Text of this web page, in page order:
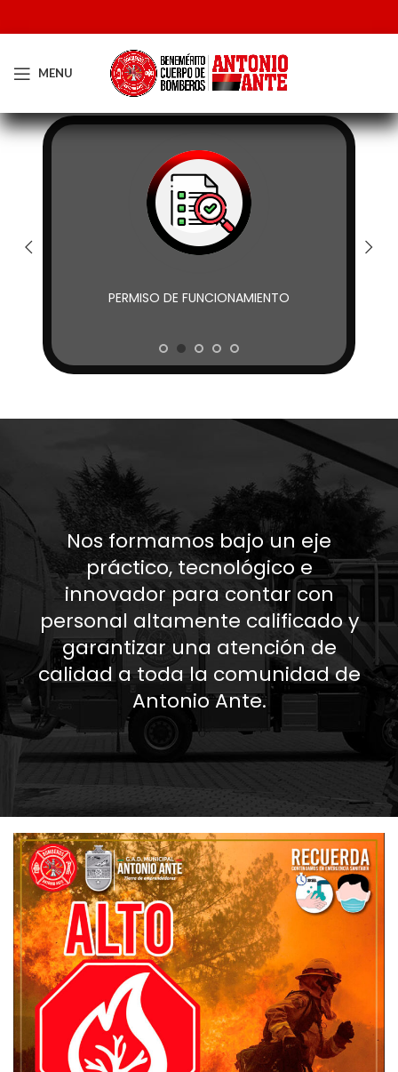
MENU
PERMISO DE FUNCIONAMIENTO
Nos formamos bajo un eje
práctico, tecnológico e
innovador para contar con
personal altamente calificado y
garantizar una atención de
calidad a toda la comunidad de
Antonio Ante.